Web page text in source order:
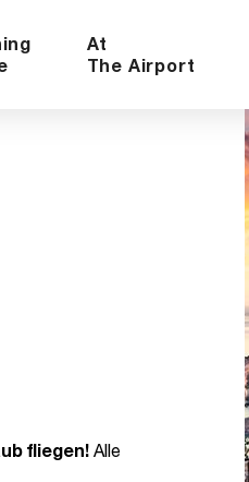
At
The Airport
fliegen! Alle